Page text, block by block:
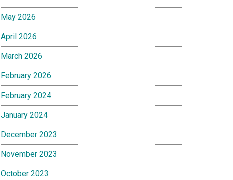
May 2026
April 2026
March 2026
February 2026
February 2024
January 2024
December 2023
November 2023
October 2023